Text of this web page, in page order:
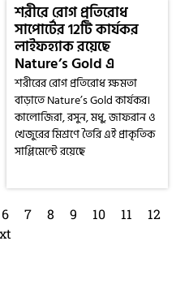
শরীরে রোগ প্রতিরোধ
সাপোর্টের 12টি কার্যকর
লাইফহ্যাক রয়েছে
Nature’s Gold এ
শরীরের রোগ প্রতিরোধ ক্ষমতা
বাড়াতে Nature’s Gold কার্যকর।
কালোজিরা, রসুন, মধু, জাফরান ও
খেজুরের মিশ্রণে তৈরি এই প্রাকৃতিক
সাপ্লিমেন্টে রয়েছে
6 7 8 9 10 11
12